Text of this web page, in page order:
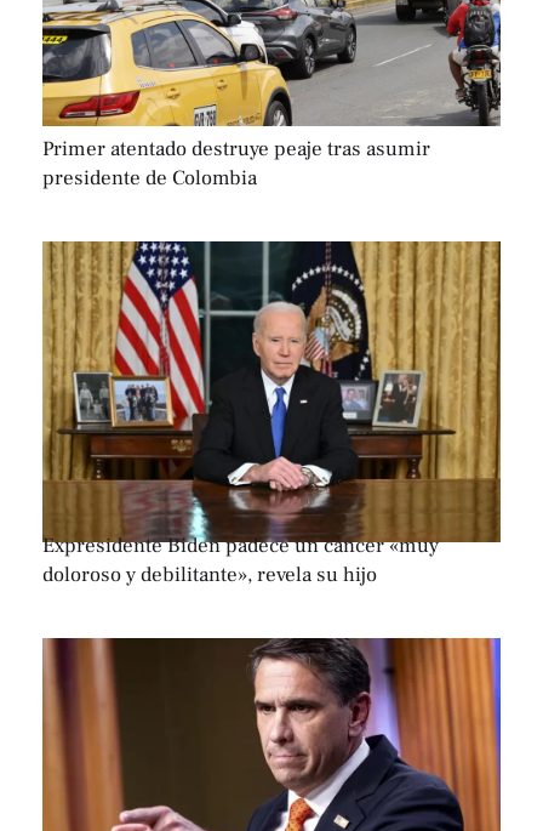
Primer atentado destruye peaje tras asumir
presidente de Colombia
Expresidente Biden padece un cáncer «muy
doloroso y debilitante», revela su hijo